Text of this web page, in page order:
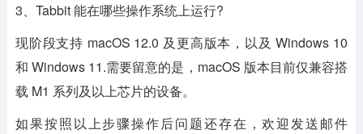
3、Tabbit 能在哪些操作系统上运行?
现阶段支持 macOS 12.0 及更高版本，以及 Windows 10
和 Windows 11.需要留意的是，macOS 版本目前仅兼容搭
载 M1 系列及以上芯片的设备。
如果按照以上步骤操作后问题还存在，欢迎发送邮件